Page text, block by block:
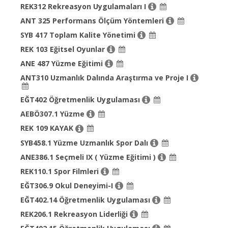
REK312 Rekreasyon Uygulamaları I
ANT 325 Performans Ölçüm Yöntemleri
SYB 417 Toplam Kalite Yönetimi
REK 103 Eğitsel Oyunlar
ANE 487 Yüzme Eğitimi
ANT310 Uzmanlık Dalında Araştırma ve Proje I
EĞT402 Öğretmenlik Uygulaması
AEBÖ307.1 Yüzme
REK 109 KAYAK
SYB458.1 Yüzme Uzmanlık Spor Dalı
ANE386.1 Seçmeli IX ( Yüzme Eğitimi )
REK110.1 Spor Filmleri
EĞT306.9 Okul Deneyimi-I
EĞT402.14 Öğretmenlik Uygulaması
REK206.1 Rekreasyon Liderliği